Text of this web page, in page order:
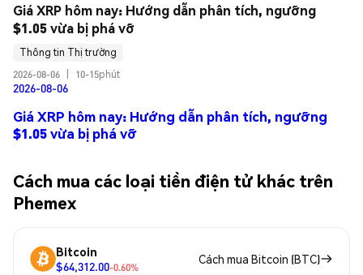
Giá XRP hôm nay: Hướng dẫn phân tích, ngưỡng
$1.05 vừa bị phá vỡ
Thông tin Thị trường
2026-08-06
10-15phút
2026-08-06
Giá XRP hôm nay: Hướng dẫn phân tích, ngưỡng
$1.05 vừa bị phá vỡ
Cách mua các loại tiền điện tử khác trên
Phemex
Bitcoin
$64,312.00-0.60%
Cách mua Bitcoin (BTC)